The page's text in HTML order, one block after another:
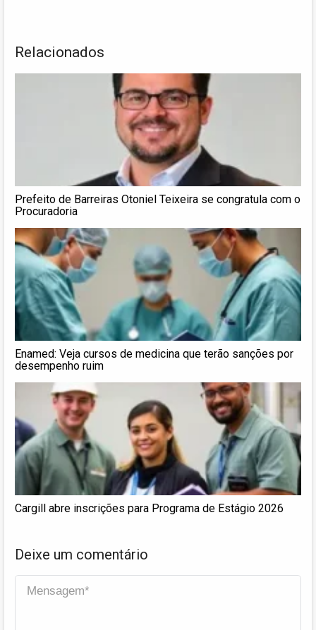
Relacionados
Prefeito de Barreiras Otoniel Teixeira se congratula com o
Procuradoria
Enamed: Veja cursos de medicina que terão sanções por
desempenho ruim
Cargill abre inscrições para Programa de Estágio 2026
Deixe um comentário